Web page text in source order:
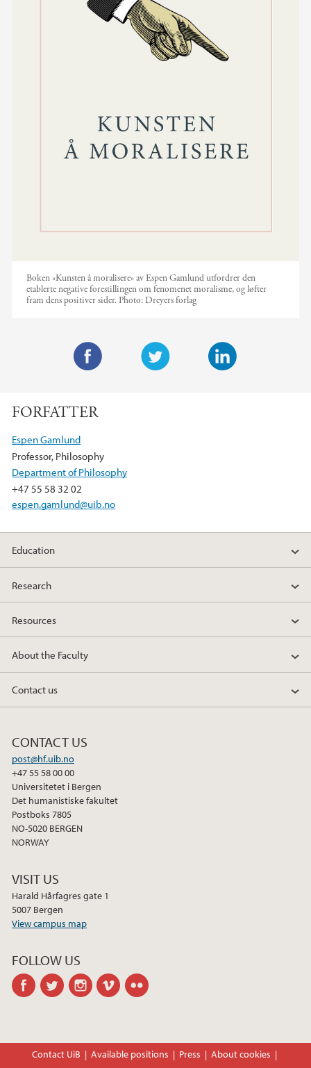
Boken «Kunsten å moralisere» av Espen Gamlund utfordrer den
etablerte negative forestillingen om fenomenet moralisme, og løfter
fram dens positiver sider. Photo: Dreyers forlag
c
b
o
o
k
FORFATTER
Espen Gamlund
Professor, Philosophy
Department of Philosophy
+47 55 58 32 02
espen.gamlund@uib.no
Education
Research
Resources
About the Faculty
Contact us
CONTACT US
post@hf.uib.no
+47 55 58 00 00
Universitetet i Bergen
Det humanistiske fakultet
Postboks 7805
NO-5020 BERGEN
NORWAY
VISIT US
Harald Hårfagres gate 1
5007 Bergen
View campus map
FOLLOW US
facebooktwitter instagram
vimeo
Contact UiB Available positions Press About cookies